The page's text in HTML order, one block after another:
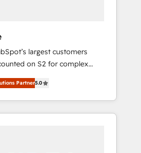
largest customers
on S2 for complex
management, systems
creative solutions that
impact and transform
few full-
Partner5.0